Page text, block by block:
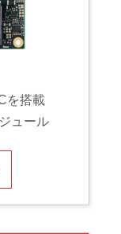
を搭載
ュール